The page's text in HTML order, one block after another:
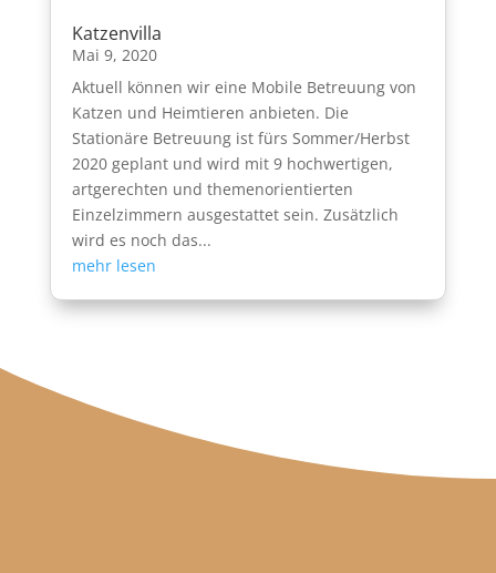
Katzenvilla
Mai 9, 2020
Aktuell können wir eine Mobile Betreuung von
Katzen und Heimtieren anbieten. Die
Stationäre Betreuung ist fürs Sommer/Herbst
2020 geplant und wird mit 9 hochwertigen,
artgerechten und themenorientierten
Einzelzimmern ausgestattet sein. Zusätzlich
wird es noch das...
mehr lesen